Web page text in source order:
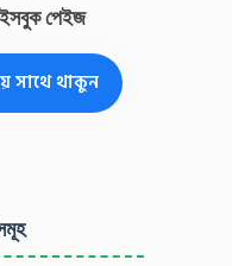
পেইজ
সাথে থাকুন